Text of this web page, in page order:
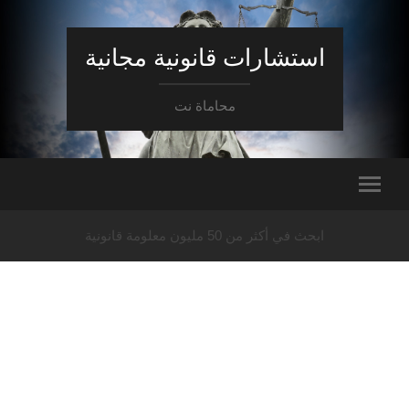
استشارات قانونية مجانية
محاماة نت
ابحث في أكثر من 50 مليون معلومة قانونية